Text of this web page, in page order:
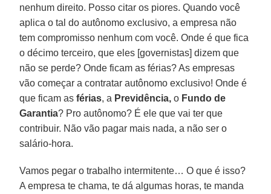
nenhum direito. Posso citar os piores. Quando você
aplica o tal do autônomo exclusivo, a empresa não
tem compromisso nenhum com você. Onde é que fica
o décimo terceiro, que eles [governistas] dizem que
não se perde? Onde ficam as férias? As empresas
vão começar a contratar autônomo exclusivo! Onde é
que ficam asférias, a Previdência, o Fundo de
Garantia? Pro autônomo? É ele que vai ter que
contribuir. Não vão pagar mais nada, a não ser o
salário-hora.
Vamos pegar o trabalho intermitente… O que é isso?
A empresa te chama, te dá algumas horas, te manda